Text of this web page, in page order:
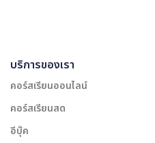
บริการของเรา
คอร์สเรียนออนไลน์
คอร์สเรียนสด
อีบุ๊ค